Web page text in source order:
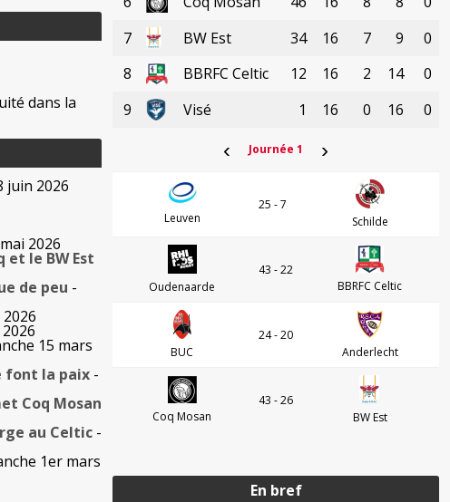
dans la
juin 2026
2026
le BW Est
de peu -
15 mars
font la paix -
Coq Mosan
au Celtic -
1er mars
7
BW Est 34 16 7 9
0
8
BBRFC Celtic 12 16 2 14
0
9
Visé 1 16 0 16 0
‹ Journée 1 ›
Leuven
25 - 7
Schilde
Oudenaarde
43 - 22
BBRFC Celtic
BUC
24 - 20
Anderlecht
Coq Mosan
43 - 26
BW Est
En bref